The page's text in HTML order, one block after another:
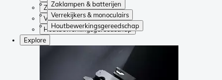
Zaklampen & batterijen
Verrekijkers & monoculairs
Houtbewerkingsgereedschap
Zaklampen & batterijen
Verrekijkers & monoculairs
Houtbewerkingsgereedschap
Explore